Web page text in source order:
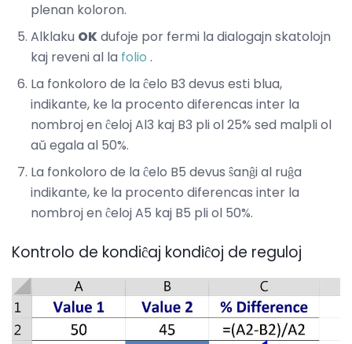
plenan koloron.
Alklaku OKdufoje por fermi la dialogajn skatolojn
kaj reveni al la folio .
La fonkoloro de la ĉelo B3 devus esti blua,
indikante, ke la procento diferencas inter la
nombroj en ĉeloj Al3 kaj B3 pli ol 25% sed malpli ol
aŭ egala al 50%.
La fonkoloro de la ĉelo B5 devus ŝanĝi al ruĝa
indikante, ke la procento diferencas inter la
nombroj en ĉeloj A5 kaj B5 pli ol 50%.
Kontrolo de kondiĉaj kondiĉoj de reguloj